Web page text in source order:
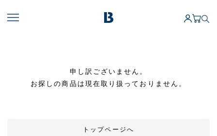
申し訳ございません。
お探しの商品は現在取り扱っておりません。
トップページへ